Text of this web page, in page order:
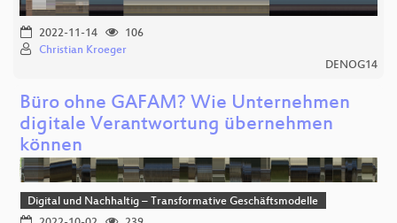
2022-11-14
106
Christian Kroeger
DENOG14
Büro ohne GAFAM? Wie Unternehmen
digitale Verantwortung übernehmen
können
Digital und Nachhaltig – Transformative Geschäftsmodelle